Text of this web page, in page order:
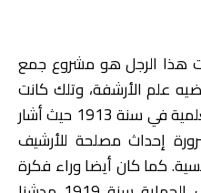
هذا الرجل هو مشروع جمع
علم الأرشفة، وتلك كانت
توصيته في ختام تقرير بعثته العلمية في سنة 1913 حيث أشار
إحداث مصلحة للأرشيف
كما كان أيضا وراء فكرة